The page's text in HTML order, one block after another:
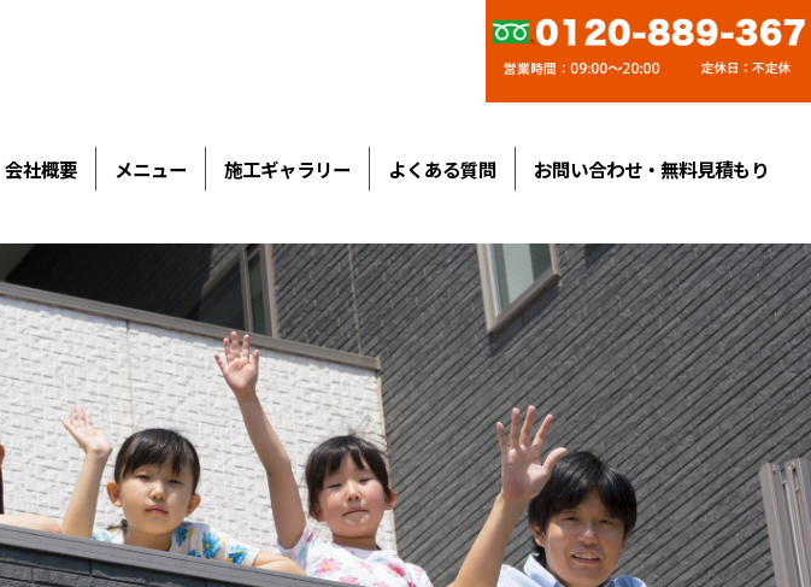
会社概要 メニュー 施工ギャラリー よくある質問 お問い合わせ・無料見積もり